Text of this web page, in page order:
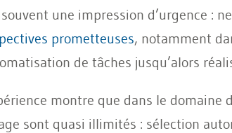
une impression d’urgence :
prometteuses, notamment
de tâches jusqu’alors
montre que dans le domaine
sont quasi illimités : sélection